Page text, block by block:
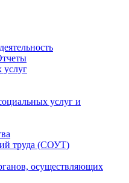
услуг
услуг и
труда (СОУТ)
осуществляющих